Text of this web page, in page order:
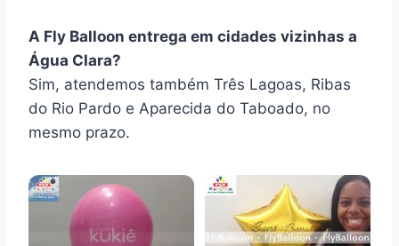
A Fly Balloon entrega em cidades vizinhas a
Água Clara?
Sim, atendemos também Três Lagoas, Ribas
do Rio Pardo e Aparecida do Taboado, no
mesmo prazo.